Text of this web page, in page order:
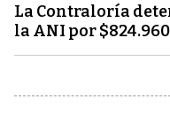
La Contraloría
la ANI por